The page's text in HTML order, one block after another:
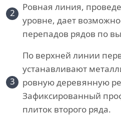
2
Ровная линия,
уровне, дает
перепадов рядов по
3
По верхней линии
устанавливают
ровную деревянную
Зафиксированный
плиток второго ряда.